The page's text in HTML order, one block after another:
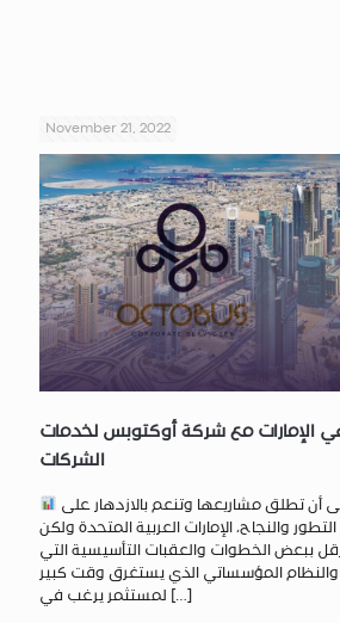
November 21, 2022
الإمارات مع شركة أوكتوبس لخدمات
الشركات
والنجاح، الإمارات العربية المتحدة ولكن
ببعض الخطوات والعقبات التأسيسية التي
والنظام المؤسساتي الذي يستغرق وقت كبير
لمستثمر يرغب في